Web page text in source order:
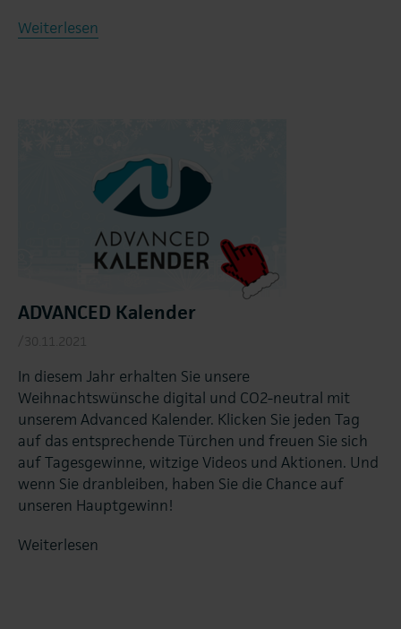
Weiterlesen
ADVANCED Kalender
/30.11.2021
In diesem Jahr erhalten Sie unsere
Weihnachtswünsche digital und CO2-neutral mit
unserem Advanced Kalender. Klicken Sie jeden Tag
auf das entsprechende Türchen und freuen Sie sich
auf Tagesgewinne, witzige Videos und Aktionen. Und
wenn Sie dranbleiben, haben Sie die Chance auf
unseren Hauptgewinn!
Weiterlesen